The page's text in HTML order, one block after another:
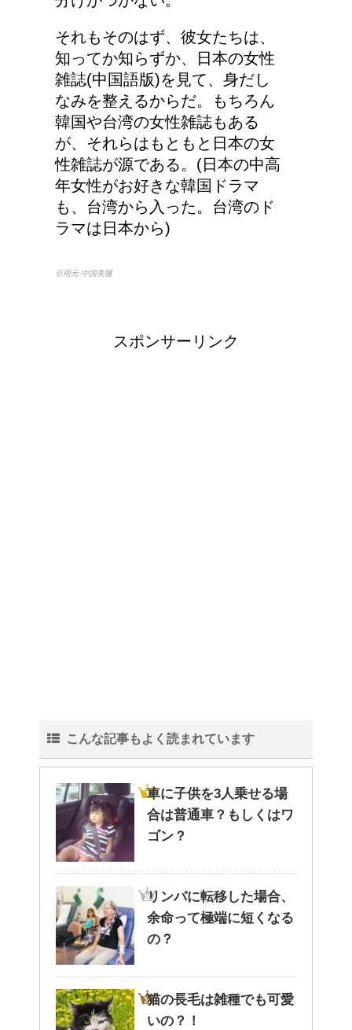
エビ水槽の掃除の仕方
！
顔にできた脂肪の粒は何
者？原因と対策
詳しく知りたい！イギリ
ス式の食事マナー
それもそのはず、彼女たちは、
知ってか知らずか、日本の女性
雑誌(中国語版)を見て、身だし
なみを整えるからだ。もちろん
韓国や台湾の女性雑誌もある
が、それらはもともと日本の女
性雑誌が源である。(日本の中高
年女性がお好きな韓国ドラマ
も、台湾から入った。台湾のド
ラマは日本から)
引用元-中国美腿
スポンサーリンク
こんな記事もよく読まれています
車に子供を3人乗せる場
合は普通車？もしくはワ
ゴン？
リンパに転移した場合、
余命って極端に短くなる
の？
猫の長毛は雑種でも可愛
いの？！